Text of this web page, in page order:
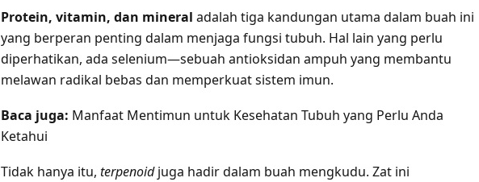
Protein, vitamin, dan mineral adalah tiga kandungan utama dalam buah ini
yang berperan penting dalam menjaga fungsi tubuh. Hal lain yang perlu
diperhatikan, ada selenium—sebuah antioksidan ampuh yang membantu
melawan radikal bebas dan memperkuat sistem imun.
Baca juga: Manfaat Mentimun untuk Kesehatan Tubuh yang Perlu Anda
Ketahui
Tidak hanya itu, terpenoidjuga hadir dalam buah mengkudu. Zat ini